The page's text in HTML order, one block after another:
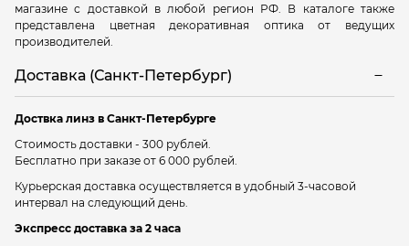
магазине с доставкой в любой регион РФ. В каталоге также
представлена цветная декоративная оптика от ведущих
производителей.
Доставка (Санкт-Петербург)
Доствка линз в Санкт-Петербурге
Стоимость доставки - 300 рублей.
Бесплатно при заказе от 6 000 рублей.
Курьерская доставка осуществляется в удобный 3-часовой
интервал на следующий день.
Экспресс доставка за 2 часа